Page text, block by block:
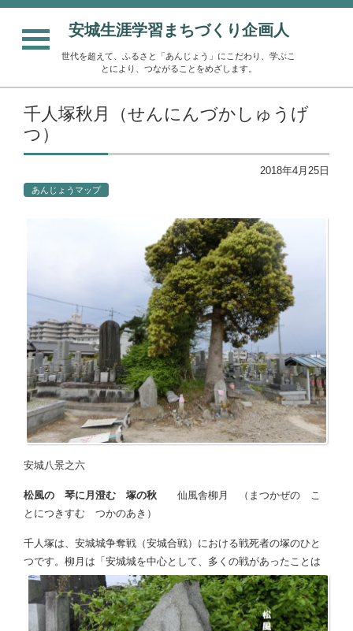
安城生涯学習まちづくり企画人
世代を超えて、ふるさと「あんじょう」にこだわり、学ぶこ
とにより、つながることをめざします。
千人塚秋月（せんにんづかしゅうげ
つ）
2018年4月25日
あんじょうマップ
安城八景之六
松風の 琴に月澄む 塚の秋 仙風舎柳月 （まつかぜの こ
とにつきすむ つかのあき）
千人塚は、安城城争奪戦（安城合戦）における戦死者の塚のひと
つです。柳月は「安城城を中心として、多くの戦があったことは